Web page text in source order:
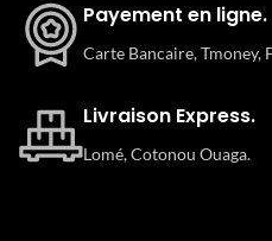
Payement en ligne.
Carte Bancaire, Tmoney,
Livraison Express.
Lomé, Cotonou Ouaga.